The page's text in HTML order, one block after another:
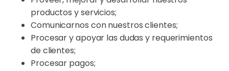
productos y servicios;
Comunicarnos con nuestros clientes;
Procesar y apoyar las dudas y requerimientos
de clientes;
Procesar pagos;